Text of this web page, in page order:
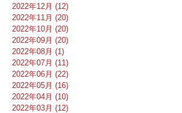
2022年12月 (12)
2022年11月 (20)
2022年10月 (20)
2022年09月 (20)
2022年08月 (1)
2022年07月 (11)
2022年06月 (22)
2022年05月 (16)
2022年04月 (10)
2022年03月 (12)